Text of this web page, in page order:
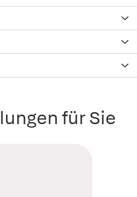
für Sie